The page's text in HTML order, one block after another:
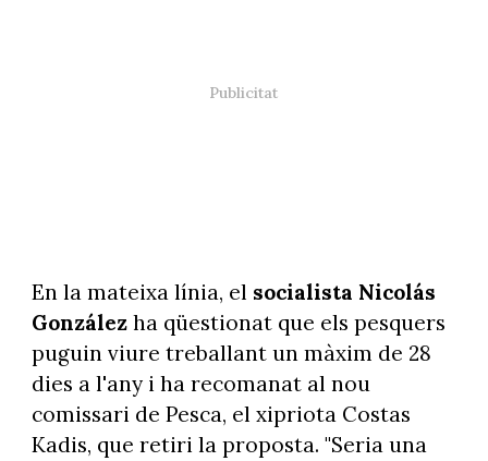
En la mateixa línia, el socialista Nicolás
Gonzálezha qüestionat que els pesquers
puguin viure treballant un màxim de 28
dies a l'any i ha recomanat al nou
comissari de Pesca, el xipriota Costas
Kadis, que retiri la proposta. "Seria una